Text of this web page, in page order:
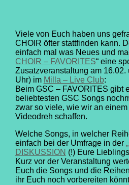
Viele von Euch haben uns
CHOIR öfter stattfinden kann.
einfach mal was Neues und
CHOIR – FAVORITES“ eine
Zusatzveranstaltung am
Uhr) im Milla – Live Club:
Beim GSC – FAVORITES gibt
beliebtesten GSC Songs
zwar so viele, wie wir an
Videodreh schaffen.
Welche Songs, in welcher
einfach bei der Umfrage in der
DISKUSSION (!) Eure
Kurz vor der Veranstaltung
Euch die Songs und die
ihr Euch noch vorbereiten